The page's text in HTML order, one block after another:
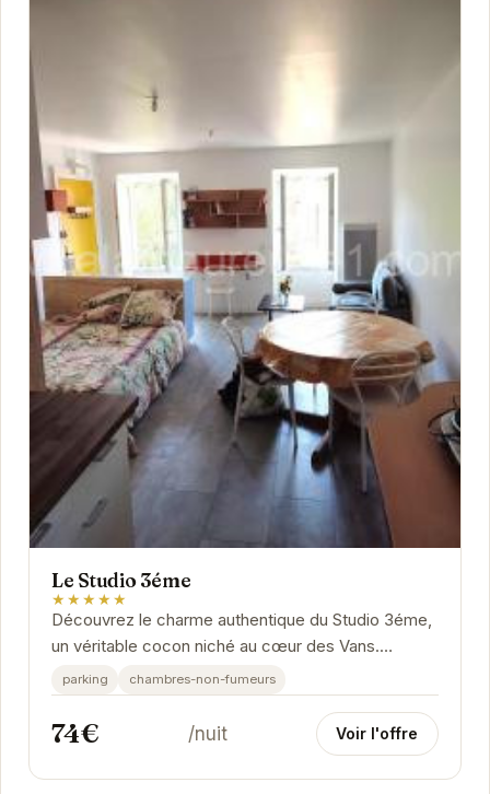
Le Studio 3éme
★★★★★
Découvrez le charme authentique du Studio 3éme,
un véritable cocon niché au cœur des Vans.
Profitez d'un séjour inoubliable dans ce studio...
parking chambres-non-fumeurs
74€ /nuit Voir l'offre